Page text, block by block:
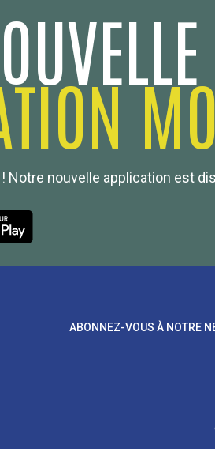
Notre nouvelle application est
ABONNEZ-VOUS À NOTRE